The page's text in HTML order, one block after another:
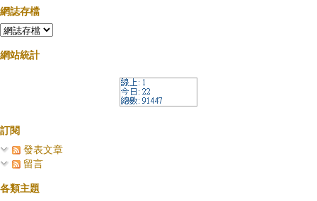
網誌存檔
網站統計
訂閱
發表文章
留言
各類主題